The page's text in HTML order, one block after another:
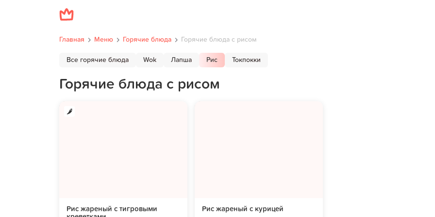
Главная Меню Горячие блюда Горячие блюда с рисом
Все горячие блюда Wok Лапша Рис Токпокки
Горячие блюда с рисом
Рис жареный с тигровыми
Рис жареный с курицей